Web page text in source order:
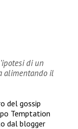
di un
alimentando il
del gossip
Temptation
dal blogger